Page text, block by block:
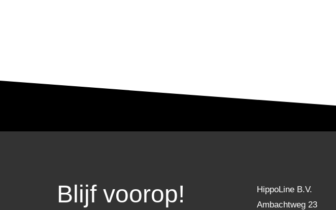
Blijf voorop!
HippoLine B.V.
Ambachtweg 23